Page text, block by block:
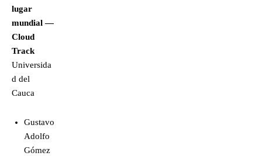
lugar
mundial —
Cloud
Track
Universida
d del
Cauca
Gustavo
Adolfo
Gómez